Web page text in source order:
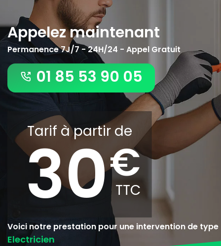
Appelez maintenant
Permanence 7J/7 - 24H/24 - Appel Gratuit
01 85 53 90 05
Tarif à partir de
30
Voici notre prestation pour une intervention de type
Electricien